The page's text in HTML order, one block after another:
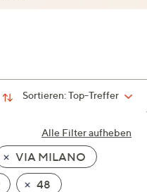
Sortieren:Top-Treffer
Alle Filter aufheben
VIA MILANO
48